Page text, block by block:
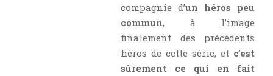
compagnie d’un héros peu
commun, à l’image
finalement des précédents
héros de cette série, et c’est
sûrement ce qui en fait